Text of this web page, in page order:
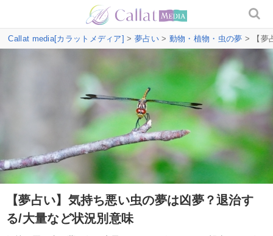
Callat media[カラットメディア] > 夢占い> 動物・植物・虫の夢 > 【夢
【夢占い】気持ち悪い虫の夢は凶夢？退治す
る/大量など状況別意味